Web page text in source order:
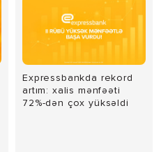
Expressbankda rekord
artım: xalis mənfəəti
72%-dən çox yüksəldi